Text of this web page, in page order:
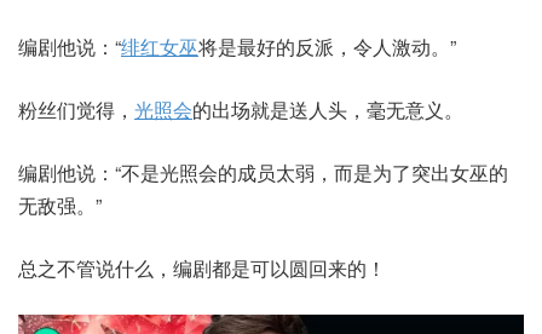
编剧他说：“绯红女巫将是最好的反派，令人激动。”
粉丝们觉得， 光照会的出场就是送人头，毫无意义。
编剧他说：“不是光照会的成员太弱，而是为了突出女巫的
无敌强。”
总之不管说什么，编剧都是可以圆回来的！